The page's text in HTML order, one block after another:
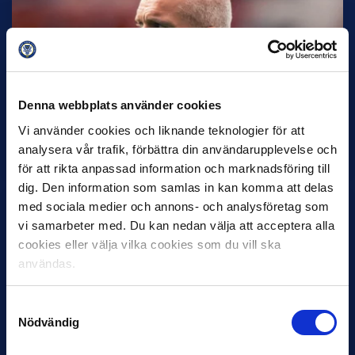
Denna webbplats använder cookies
Vi använder cookies och liknande teknologier för att
analysera vår trafik, förbättra din användarupplevelse och
för att rikta anpassad information och marknadsföring till
dig. Den information som samlas in kan komma att delas
med sociala medier och annons- och analysföretag som
vi samarbeter med. Du kan nedan välja att acceptera alla
cookies eller välja vilka cookies som du vill ska
användas.
Nödvändig
30 JUNI
Helstrup ny tränare i Malmö FF
Inleder mot…
12 JUNI